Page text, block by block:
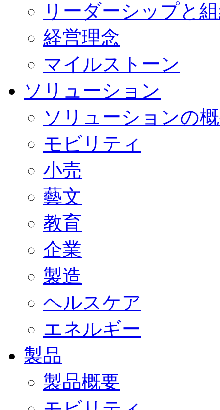
リーダーシップと
経営理念
マイルストーン
ソリューション
ソリューションの
モビリティ
小売
藝文
教育
企業
製造
ヘルスケア
エネルギー
製品
製品概要